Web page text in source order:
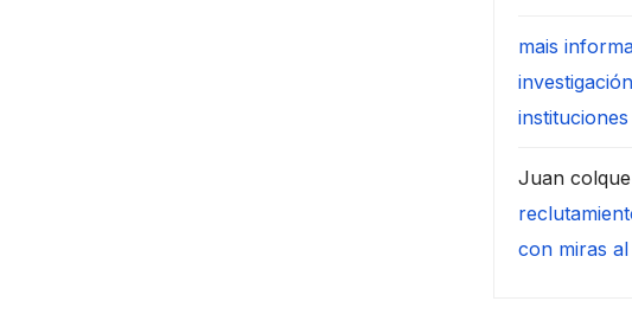
mais
instituciones
Juan
con miras